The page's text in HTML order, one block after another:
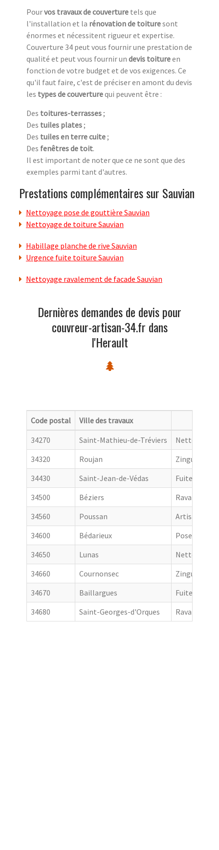
Pourvos travaux de couverture tels que
l'installation et la rénovation de toituresont
énormes et nécessitent rigueur et expertise.
Couverture 34 peut vous fournir une prestation de
qualité et peut vous fournir un devis toitureen
fonction de votre budget et de vos exigences. Ce
qu'il faut faire, c'est de préciser en amont du devis
les types de couverturequi peuvent être :
Des toitures-terrasses ;
Des tuiles plates ;
Des tuiles en terre cuite ;
Des fenêtres de toit.
Il est important de noter que ce ne sont que des
exemples parmi tant d'autres.
Prestations complémentaires sur Sauvian
Nettoyage pose de gouttière Sauvian
Nettoyage de toiture Sauvian
Habillage planche de rive Sauvian
Urgence fuite toiture Sauvian
Nettoyage ravalement de facade Sauvian
Dernières demandes de devis pour
couvreur-artisan-34.fr dans
l'Herault
Code postal Ville des travaux
34270
Saint-Mathieu-de-Tréviers
Nettoyage
34320
Roujan
Zingueur
34430
Saint-Jean-de-Védas
Fuite toiture
34500
Béziers
Ravalement
34560
Poussan
Artisan
34600
Bédarieux
Pose de
34650
Lunas
Nettoyage
34660
Cournonsec
Zingueur
34670
Baillargues
Fuite toiture
34680
Saint-Georges-d'Orques Ravalement